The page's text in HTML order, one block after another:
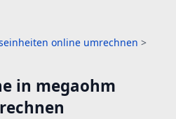
online umrechnen >
in megaohm